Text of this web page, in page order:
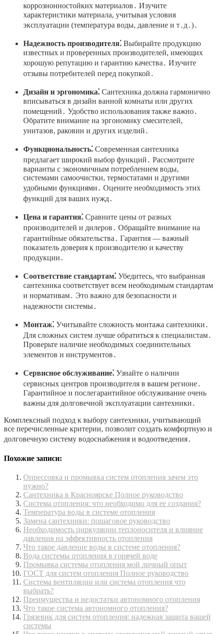
коррозионностойких материалов․ Изучите
характеристики материала, учитывая условия
эксплуатации (температура воды, давление и т․д․)․
Надежность производителя⁚ Выбирайте продукцию
известных и проверенных производителей, имеющих
хорошую репутацию и гарантию качества․ Изучите
отзывы потребителей перед покупкой․
Дизайн и эргономика⁚ Сантехника должна гармонично
вписываться в дизайн ванной комнаты или других
помещений․ Удобство использования также важно․
Обратите внимание на эргономику смесителей,
унитазов, раковин и других изделий․
Функциональность⁚ Современная сантехника
предлагает широкий выбор функций․ Рассмотрите
варианты с экономичным потреблением воды,
системами самоочистки, термостатами и другими
удобными функциями․ Оцените необходимость этих
функций для ваших нужд․
Цена и гарантия⁚ Сравните цены от разных
производителей и дилеров․ Обращайте внимание на
гарантийные обязательства․ Гарантия — важный
показатель доверия к производителю и качеству
продукции․
Соответствие стандартам⁚ Убедитесь, что выбранная
сантехника соответствует всем необходимым стандартам
и нормативам․ Это важно для безопасности и
надежности системы․
Монтаж⁚ Учитывайте сложность монтажа сантехники․
Для сложных систем лучше обратиться к специалистам․
Проверьте наличие необходимых соединительных
элементов и инструментов․
Сервисное обслуживание⁚ Узнайте о наличии
сервисных центров производителя в вашем регионе․
Гарантийное и послегарантийное обслуживание очень
важны для долговечной эксплуатации сантехники․
Комплексный подход к выбору сантехники, учитывающий
все перечисленные критерии, позволит создать комфортную и
долговечную систему водоснабжения и водоотведения․
Похожие записи:
Опрессовка и промывка систем отопления зачем это
нужно?
Сантехника в Красноярске Полное руководство
Система отопления: что необходимо для ее создания?
Температура воды в системе отопления
Замена сантехники: пошаговое руководство
Необходимость циркуляции теплоносителя и влияние
давления на эффективность отопления
Что такое давление воды в системе отопления?
Вода системы отопления в горячей воде
Промывка системы отопления мой личный опыт
ГОСТ для систем отопления Полное руководство
Система вентиляции или система отопления что
выбрать?
Преимущества и недостатки автономного отопления
Что такое система автономного отопления?
Грязевик для систем отопления: надежная защита вашей
системы